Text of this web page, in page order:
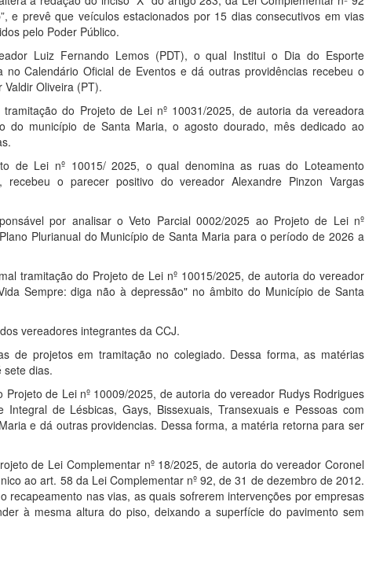
e prevê que veículos estacionados por 15 dias consecutivos em vias
pelo Poder Público.
Luiz Fernando Lemos (PDT), o qual Institui o Dia do Esporte
Calendário Oficial de Eventos e dá outras providências recebeu o
Oliveira (PT).
do Projeto de Lei nº 10031/2025, de autoria da vereadora
do município de Santa Maria, o agosto dourado, mês dedicado ao
de Lei nº 10015/ 2025, o qual denomina as ruas do Loteamento
o parecer positivo do vereador Alexandre Pinzon Vargas
por analisar o Veto Parcial 0002/2025 ao Projeto de Lei nº
Plurianual do Município de Santa Maria para o período de 2026 a
tramitação do Projeto de Lei nº 10015/2025, de autoria do vereador
Sempre: diga não à depressão" no âmbito do Município de Santa
vereadores integrantes da CCJ.
de projetos em tramitação no colegiado. Dessa forma, as matérias
sete dias.
de Lei nº 10009/2025, de autoria do vereador Rudys Rodrigues
de Lésbicas, Gays, Bissexuais, Transexuais e Pessoas com
e dá outras providencias. Dessa forma, a matéria retorna para ser
de Lei Complementar nº 18/2025, de autoria do vereador Coronel
ao art. 58 da Lei Complementar nº 92, de 31 de dezembro de 2012.
recapeamento nas vias, as quais sofrerem intervenções por empresas
à mesma altura do piso, deixando a superfície do pavimento sem